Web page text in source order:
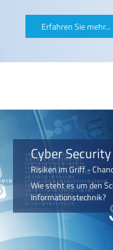
Erfahren Sie mehr...
Cyber
Risiken im Griff -
Wie steht es um den
Informationstechnik?